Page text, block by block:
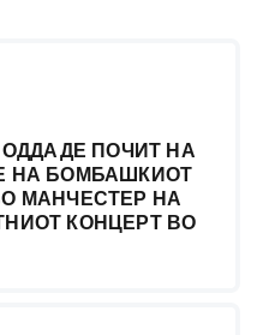
ОДДАДЕ ПОЧИТ НА
НА БОМБАШКИОТ
МАНЧЕСТЕР НА
КОНЦЕРТ ВО